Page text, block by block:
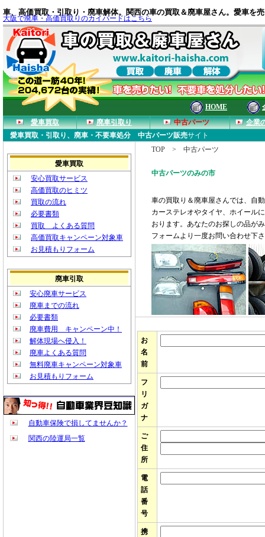
車、 高価買取 ・ 引取り ・ 廃車解体。関西の車の買取＆廃車屋さん。 愛車を
大阪で廃車・高価買取りのカイバードはこちら
HOME
愛車買取
廃車引取り 中古パーツ
企業
愛車買取・引取り、廃車・不要車処分 中古パーツ販売サイト
愛車買取
安心買取サービス
高価買取のヒミツ
買取の流れ
必要書類
買取 よくある質問
高価買取キャンペーン対象車
お見積もりフォーム
廃車引取
安心廃車サービス
廃車までの流れ
必要書類
廃車費用 キャンペーン中！
解体現場へ侵入！
廃車よくある質問
無料廃車キャンペーン対象車
お見積もりフォーム
自動車保険で損してませんか？
関西の陸運局一覧
TOP > 中古パーツ
中古パーツのみの市
車の買取り＆廃車屋さんでは、自
カーステレオやタイヤ、ホイール
おります。あなたのお探しの品が
フォームより一度お問い合わせ下
お
名
前
フ
リ
ガ
ナ
ご
住
所
電
話
番
号
携